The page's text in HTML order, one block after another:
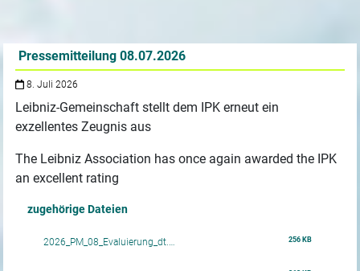
Pressemitteilung 08.07.2026
8. Juli 2026
Leibniz-Gemeinschaft stellt dem IPK erneut ein
exzellentes Zeugnis aus
The Leibniz Association has once again awarded the IPK
an excellent rating
zugehörige Dateien
2026_PM_08_Evaluierung_dt.… 256 KB